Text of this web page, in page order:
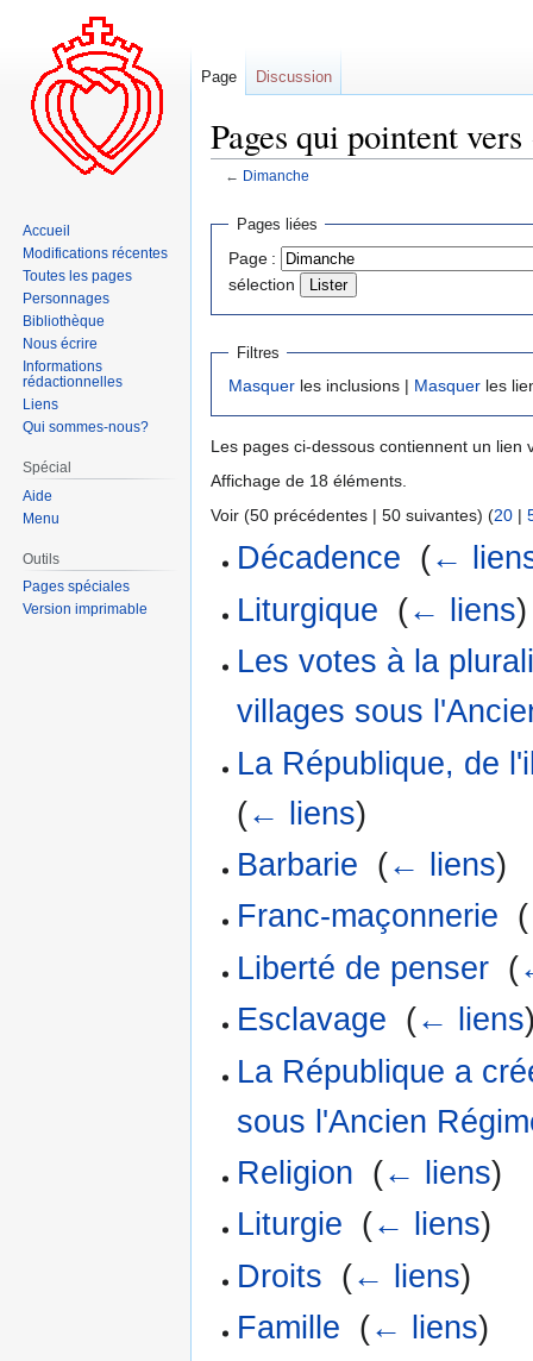
Pages qui pointent
← Dimanche
Aller
navigation
Aller
recherche
Pages liées
Page :
sélection
Filtres
Masquer les inclusions | Masquer les
Les pages ci-dessous contiennent un lien
Affichage de 18 éléments.
Voir (50 précédentes | 50 suivantes) (20 |
Décadence (←
Liturgique (← liens)
Les votes à la
villages sous
La République, de
(← liens)
Barbarie (← liens)
Franc-maçonnerie (
Liberté de penser (
Esclavage (← liens
La République a
sous l'Ancien
Religion (← liens)
Liturgie (← liens)
Droits (← liens)
Famille (← liens)
Page Discussion
Accueil
Modifications récentes
Toutes les pages
Personnages
Bibliothèque
Nous écrire
Informations
rédactionnelles
Liens
Qui sommes-nous?
Spécial
Aide
Menu
Outils
Pages spéciales
Version imprimable